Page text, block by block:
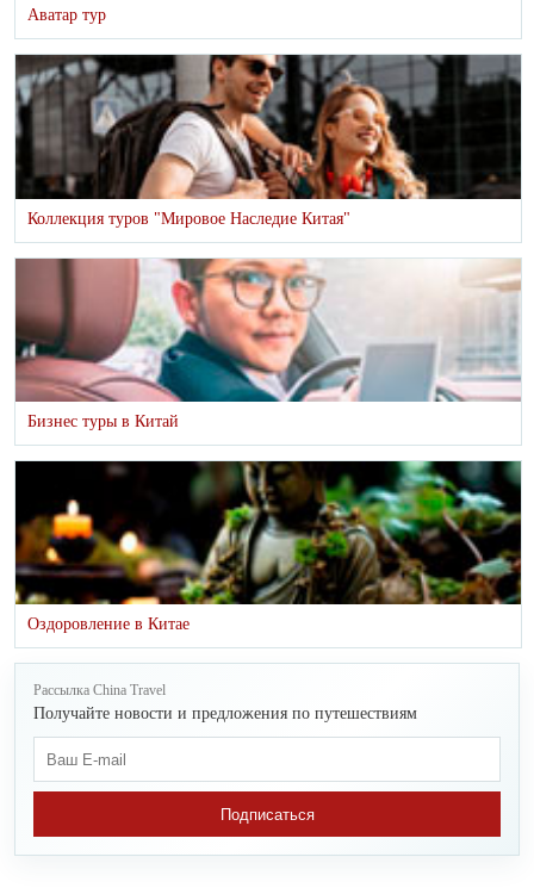
Аватар тур
Коллекция туров "Мировое Наследие Китая"
Бизнес туры в Китай
Оздоровление в Китае
Рассылка China Travel
Получайте новости и предложения по путешествиям
Подписаться